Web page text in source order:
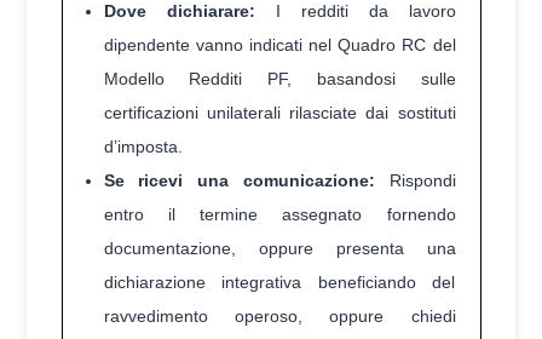
Dove dichiarare: I redditi da lavoro
dipendente vanno indicati nel Quadro RC del
Modello Redditi PF, basandosi sulle
certificazioni unilaterali rilasciate dai sostituti
d’imposta.
Se ricevi una comunicazione: Rispondi
entro il termine assegnato fornendo
documentazione, oppure presenta una
dichiarazione integrativa beneficiando del
ravvedimento operoso, oppure chiedi